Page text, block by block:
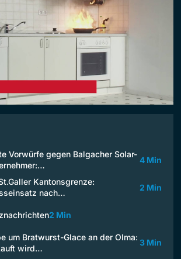
Vorwürfe gegen Balgacher Solar-
4 Min
Kantonsgrenze:
nach…
2 Min
2 Min
um Bratwurst-Glace an der Olma:
wird…
3 Min